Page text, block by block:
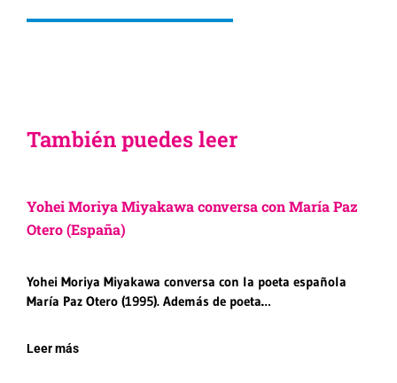
También puedes leer
Yohei Moriya Miyakawa conversa con María Paz
Otero (España)
Yohei Moriya Miyakawa conversa con la poeta española
María Paz Otero (1995). Además de poeta…
Leer más